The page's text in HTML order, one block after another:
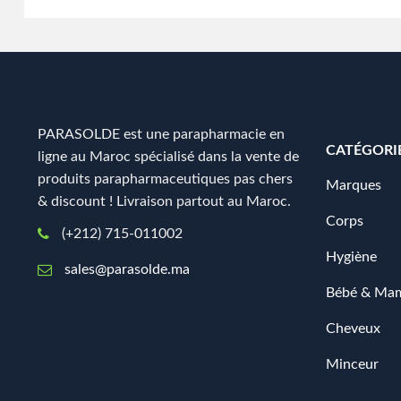
PARASOLDE est une parapharmacie en
ligne au Maroc spécialisé dans la vente de
produits parapharmaceutiques pas chers
& discount ! Livraison partout au Maroc.
(+212) 715-011002
sales@parasolde.ma
Marques
Corps
Hygiène
Bébé &
Cheveux
Minceur